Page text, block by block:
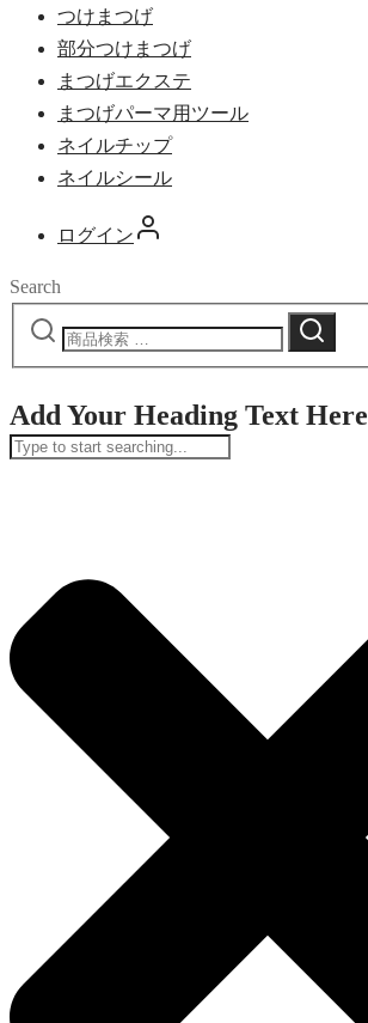
つけまつげ
部分つけまつげ
まつげエクステ
まつげパーマ用ツール
ネイルチップ
ネイルシール
ログイン
Search
Add Your Heading Text Here